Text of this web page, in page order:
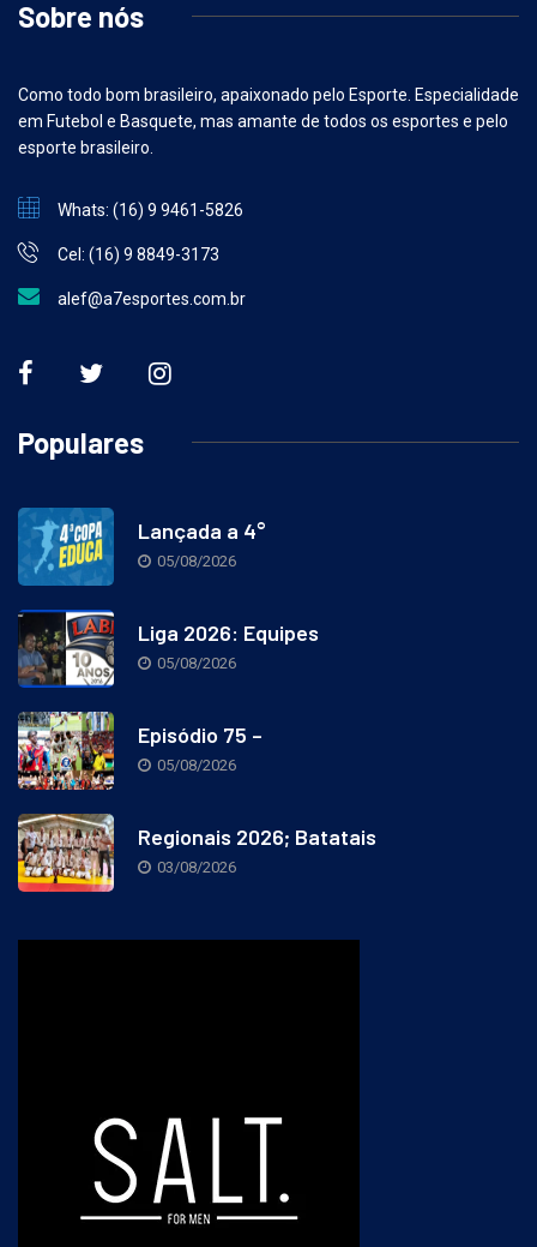
Sobre nós
Como todo bom brasileiro, apaixonado pelo Esporte. Especialidade
em Futebol e Basquete, mas amante de todos os esportes e pelo
esporte brasileiro.
Whats: (16) 9 9461-5826
Cel: (16) 9 8849-3173
alef@a7esportes.com.br
Populares
Lançada a 4°
05/08/2026
Liga 2026: Equipes
05/08/2026
Episódio 75 –
05/08/2026
Regionais 2026; Batatais
03/08/2026